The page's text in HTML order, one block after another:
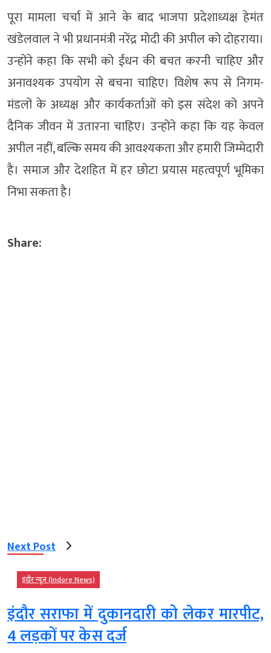
पूरा मामला चर्चा में आने के बाद भाजपा प्रदेशाध्यक्ष हेमंत
खंडेलवाल ने भी प्रधानमंत्री नरेंद्र मोदी की अपील को दोहराया।
उन्होंने कहा कि सभी को ईंधन की बचत करनी चाहिए और
अनावश्यक उपयोग से बचना चाहिए। विशेष रूप से निगम-
मंडलों के अध्यक्ष और कार्यकर्ताओं को इस संदेश को अपने
दैनिक जीवन में उतारना चाहिए। उन्होंने कहा कि यह केवल
अपील नहीं, बल्कि समय की आवश्यकता और हमारी जिम्मेदारी
है। समाज और देशहित में हर छोटा प्रयास महत्वपूर्ण भूमिका
निभा सकता है।
Share:
Next Post
इंदौर न्यूज़ (Indore News)
इंदौर सराफा में दुकानदारी को लेकर मारपीट,
4 लड़कों पर केस दर्ज